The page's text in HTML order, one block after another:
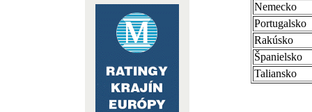
Nemecko
Portugalsko
Rakúsko
Španielsko
Taliansko